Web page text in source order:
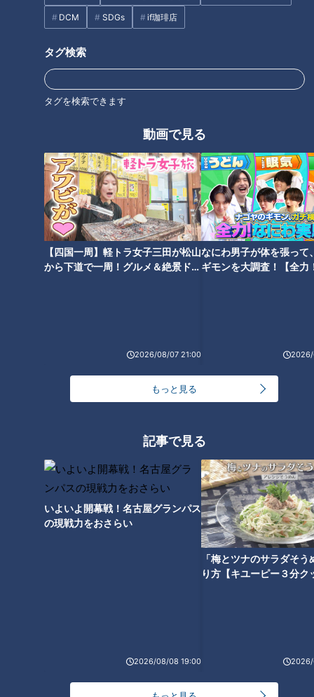
DCM SDGs if珈琲店
タグ検索
タグを検索できます
動画で見る
【四国一周】軽トラ女子三田が松山
から下道で一周！グルメ＆絶景ドラ
2026/08/07 21:00
なにわ男子が体を張って
ギモンを大調査！【全力
2026/
もっと見る
記事で見る
いよいよ開幕戦！名古屋グランパス
の現戦力をおさらい
2026/08/08 19:00
「梅とツナのサラダそう
り方【キユーピー３分ク
2026/
誰もが生きやすくなる世の中と
は…賀久くんから学ぶ配信型ド
ドキュメンタリー WEB限定
ピエロと呼ばれた息子
番組紹介
・ディレクターが取材対象に迫った、テレビでは放送していない特
・ＣＢＣテレビ「チャント！」の特集を厳選して公開します。
（月～金 午後3時49分から午後7時 愛知・岐阜・三重で放送）
最新話の見逃し配信はこちら
オススメ関連コンテンツ
うちゃんが寝かしつけ 魚鱗癬の
信型ドキュメンタリー 第１３
息子がドラムに挑戦！ 道化師様
も 定期配信型ドキュメンタリ